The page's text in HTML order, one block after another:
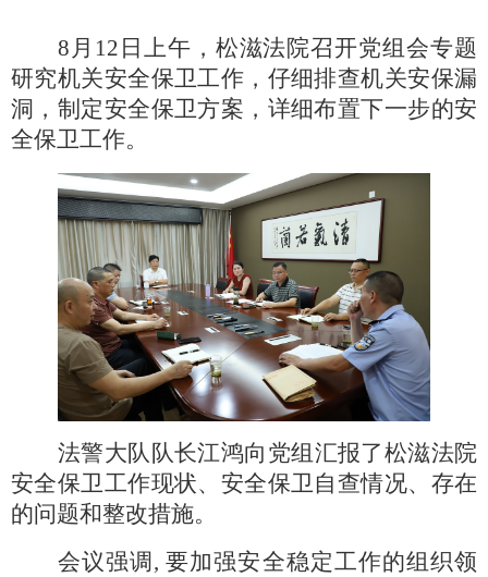
8月12日上午，松滋法院召开党组会专题
研究机关安全保卫工作，仔细排查机关安保漏
洞，制定安全保卫方案，详细布置下一步的安
全保卫工作。
法警大队队长江鸿向党组汇报了松滋法院
安全保卫工作现状、安全保卫自查情况、存在
的问题和整改措施。
会议强调 , 要加强安全稳定工作的组织领